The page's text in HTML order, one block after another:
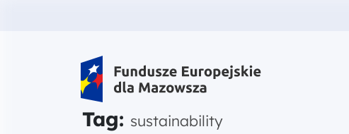
Fundusze Europejskie dla Mazowsza
Tag: sustainability